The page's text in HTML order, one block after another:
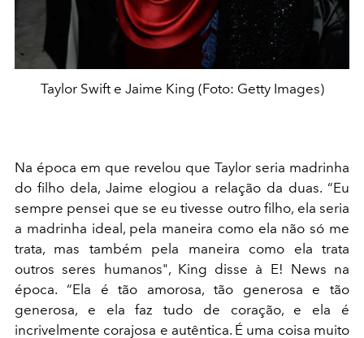
Taylor Swift e Jaime King (Foto: Getty Images)
Na época em que revelou que Taylor seria madrinha
do filho dela, Jaime elogiou a relação da duas. “Eu
sempre pensei que se eu tivesse outro filho, ela seria
a madrinha ideal, pela maneira como ela não só me
trata, mas também pela maneira como ela trata
outros seres humanos", King disse à E! News na
época. “Ela é tão amorosa, tão generosa e tão
generosa, e ela faz tudo de coração, e ela é
incrivelmente corajosa e autêntica. É uma coisa muito